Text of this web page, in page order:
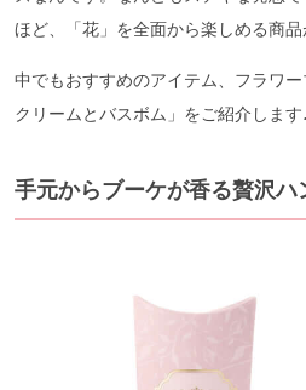
ほど、「花」を全面から楽しめる商品
中でもおすすめのアイテム、フラワ
クリームとバスボム」をご紹介します
手元からブーケが香る贅沢ハ